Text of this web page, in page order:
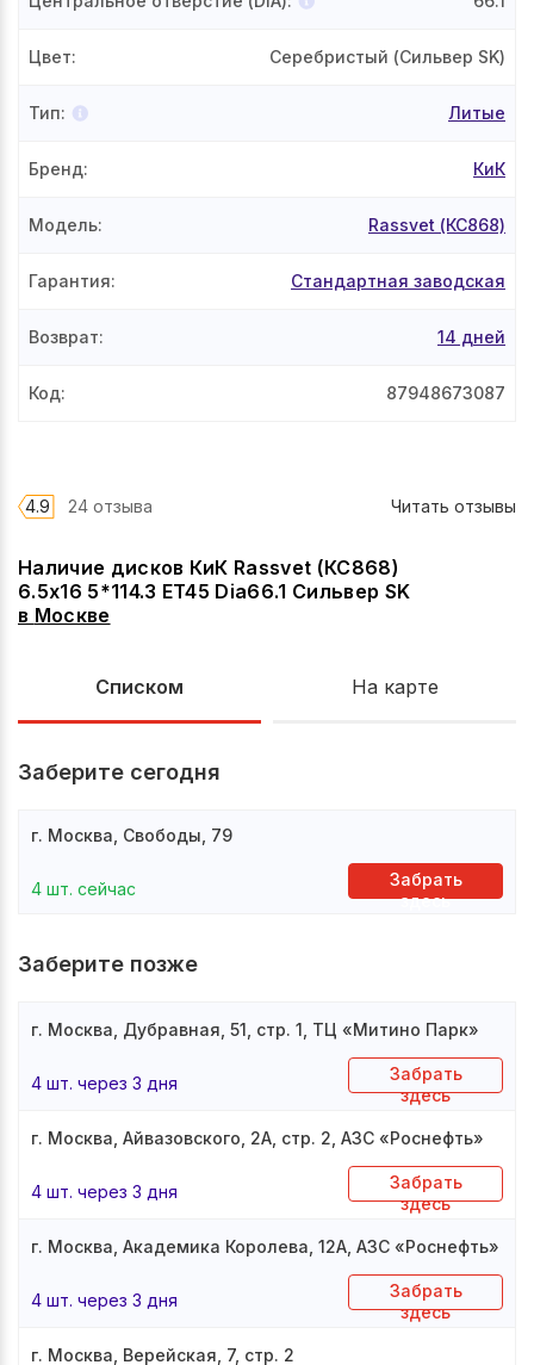
Наличие дисков КиК Rassvet (КС868)
6.5x16 5*114.3 ET45 Dia66.1 Сильвер SK
в Москве
Списком На карте
Заберите сегодня
г. Москва, Свободы, 79
4 шт. сейчас
Забрать
здесь
Заберите позже
г. Москва, Дубравная, 51, стр. 1, ТЦ «Митино Парк»
4 шт. через 3 дня
Забрать
здесь
г. Москва, Айвазовского, 2А, стр. 2, АЗС «Роснефть»
4 шт. через 3 дня
Забрать
здесь
г. Москва, Академика Королева, 12А, АЗС «Роснефть»
4 шт. через 3 дня
Забрать
здесь
г. Москва, Верейская, 7, стр. 2
Цвет: Серебристый (Сильвер SK)
Тип: Литые
Бренд: КиК
Модель: Rassvet (КС868)
Гарантия: Стандартная заводская
Возврат: 14 дней
Код: 87948673087
4.9 24 отзыва Читать отзывы